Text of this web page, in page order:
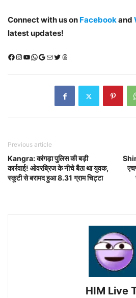
Connect with us on Facebookand
latest updates!
Facebook
Instagram
YouTube
WhatsApp
Google
MailX (Twitter)
Threads
Previous article
Kangra: कांगड़ा पुलिस की बड़ी
कार्रवाई! ओवरब्रिज के नीचे बैठा था युवक,
स्कूटी से बरामद हुआ 8.31 ग्राम चिट्टा
HIM Live